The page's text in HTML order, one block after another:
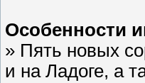
Особенности
» Пять новых
и на Ладоге, а